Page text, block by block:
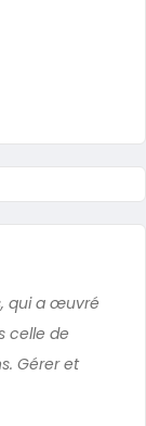
qui a œuvré
celle de
Gérer et